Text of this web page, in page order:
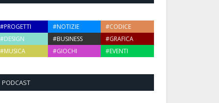
#PROGETTI #NOTIZIE
#CODICE
#DESIGN
#BUSINESS
#GRAFICA
#MUSICA
#GIOCHI #EVENTI
PODCAST